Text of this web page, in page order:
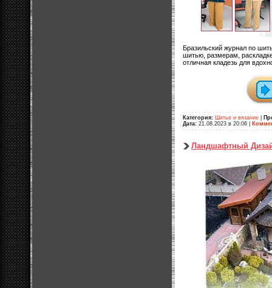
Бразильский журнал по
шитью, размерам,
отличная кладезь для
Категория: Шитье и вязание
Дата: 21.08.2023 в 20:06
Ландшафтный